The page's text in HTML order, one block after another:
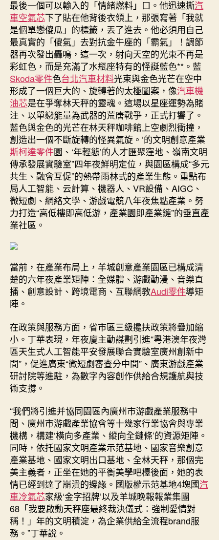
最後一個可以輸入的「情緒燃料」口。他迅速撕汽
車空氣芯下了貼在他背後衣領上，那張寫著「我就
是個單戀傻瓜」的標籤，丟了進去。他必須用自己
最真實的「傻氣」去對抗金牛座的「霸氣」！調節
器再次發出轟鳴，這一次，射向天空的光束不再是
彩虹色，而是充滿了水瓶座特有的怪誕藍色**。藍
Skoda零件色台北汽車材料光束與金色光芒在空中
形成了一個巨大的、旋轉著的太極圖案，像汽車機
油芯是在爭奪林天秤的靈魂。這場以星座運勢為賭
注、以單戀能量為武器的荒唐戰爭，正式打響了。
藍色與金色的光芒在林天秤咖啡館上空劇烈衝撞，
創造出一個不斷旋轉的怪異氣旋。’的文明創意產業
斯柯達零件園、‘年輕態’的人才匯聚窪地、嶺南文明
傳承發展實驗室”四年夜鮮明定位，與園區構成“多元
共生、融會互促”的熱帶雨林式的產業生態。重點布
局人工智能、云計算、機器人、VR設備、AIGC、
微短劇、網絡文學、游戲電競八年夜焦點產業。努
力打造“高低樓即高低游，產業園即產業鏈”的垂直產
業社區。
當前，在產業布局上，羊城創意產業園區已構成清
楚的六年夜產業矩陣：全媒體、游戲動漫、音樂直
播、創意設計、跨境電商、互聯網教Audi零件導矩
陣。
在政策與服務方面，省市區三級攙扶政策將疊加縮
小。丁華表現，年夜廈主動謀劃引進“粵港澳年夜灣
區天生式人工智能平安發展聯合實驗室廣州創新中
間”，促進廣東“微短劇審查分中間”、廣東游戲產業
研討院等進駐，為數字內容創作供給合規護航與技
術支撐。
“我們將引進并協同園區內廣州市游戲產業服務中
間、廣州市游戲產業協會等十幾家行業協會與專業
機構，構建‘橫向多產業、縱向全鏈條’的資源矩陣。
同時，依托國家文明產業示范基地、國家音樂創意
產業基地、國家文明出口基地、全林天秤，那個完
美主義者，正坐在她的平衡美學吧檯後面，她的表
情已經到達了崩潰的邊緣。國版權示范基地4塊國汽
車冷氣芯家級‘金字招牌’以及羊城晚報報業集團
68「我要啟動天秤座最終裁決儀式：強制愛情對
稱！」年的文明積淀，為企業供給全流程brand服
務。”丁華說。